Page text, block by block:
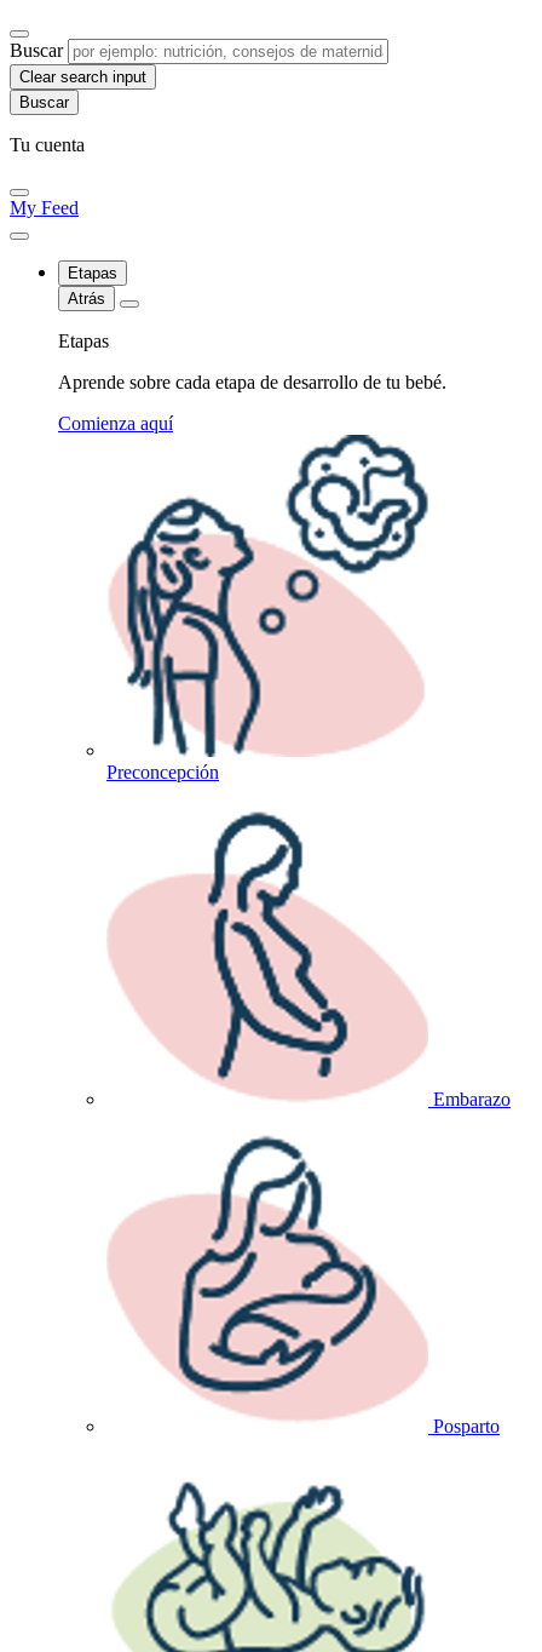
Buscar
Clear search input
Tu cuenta
My Feed
Etapas
Atrás
Etapas
Aprende sobre cada etapa de desarrollo de tu bebé.
Comienza aquí
Preconcepción
Embarazo
Posparto